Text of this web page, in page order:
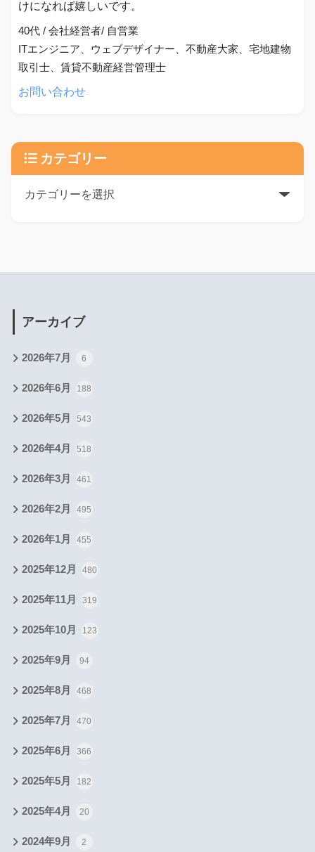
けになれば嬉しいです。
40代 / 会社経営者/ 自営業
ITエンジニア、ウェブデザイナー、不動産大家、宅地建物
取引士、賃貸不動産経営管理士
お問い合わせ
カテゴリー
アーカイブ
2026年7月 6
2026年6月 188
2026年5月 543
2026年4月 518
2026年3月 461
2026年2月 495
2026年1月 455
2025年12月 480
2025年11月 319
2025年10月 123
2025年9月 94
2025年8月 468
2025年7月 470
2025年6月 366
2025年5月 182
2025年4月 20
2024年9月 2